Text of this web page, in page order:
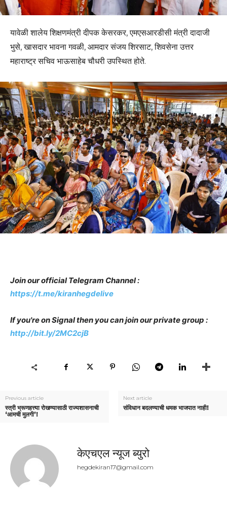
यावेळी शालेय शिक्षणमंत्री दीपक केसरकर, एमएसआरडीसी मंत्री दादाजी
भुसे, खासदार भावना गवळी, आमदार संजय शिरसाट, शिवसेना उत्तर
महाराष्ट्र सचिव भाऊसाहेब चौधरी उपस्थित होते.
Join our official Telegram Channel :
https://t.me/kiranhegdelive
If you're on Signal then you can join our private group :
http://bit.ly/2MC2cjB
Previous article
स्त्री भ्रूणहत्त्या रोखण्यासाठी राज्यशासनाची
‘आमची मुलगी’!
Next article
संविधान बदलण्याची धमक भाजपात नाही!
केएचएल न्यूज ब्युरो
hegdekiran17@gmail.com